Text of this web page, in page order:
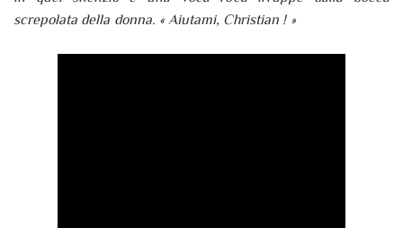
screpolata della donna. « Aiutami, Christian ! »